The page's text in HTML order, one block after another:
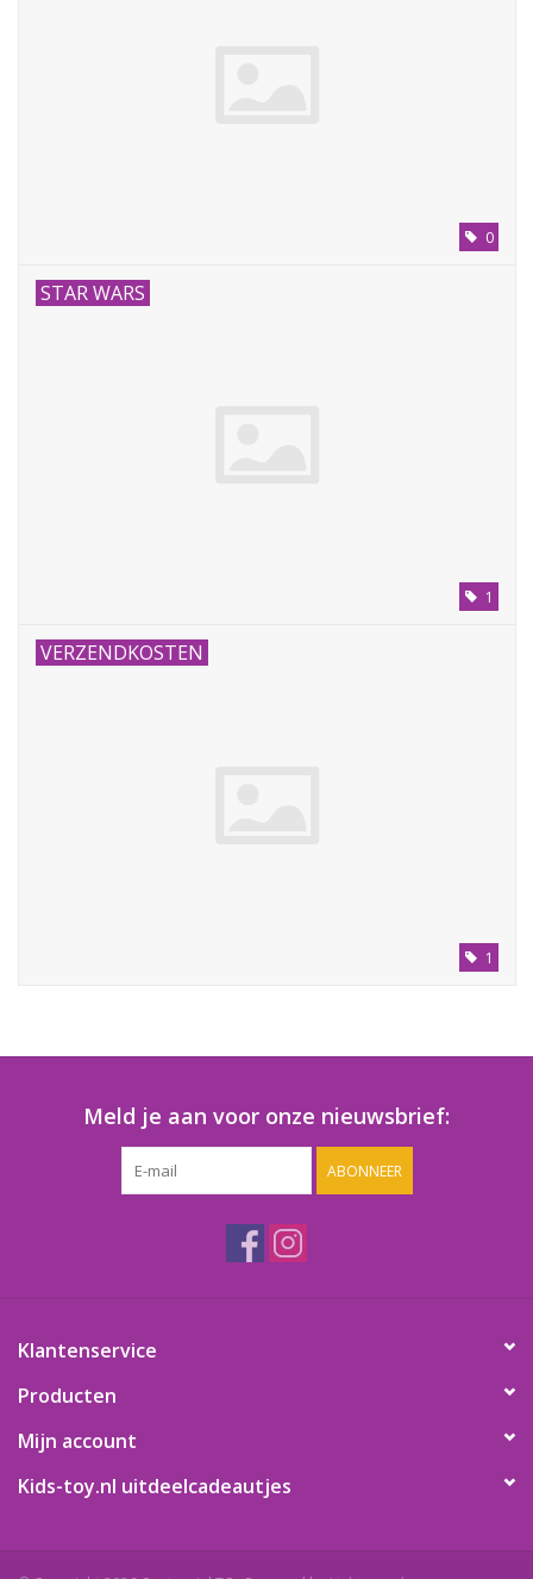
0
STAR WARS
1
VERZENDKOSTEN
1
Meld je aan voor onze nieuwsbrief:
ABONNEER
Klantenservice
Producten
Mijn account
Kids-toy.nl uitdeelcadeautjes